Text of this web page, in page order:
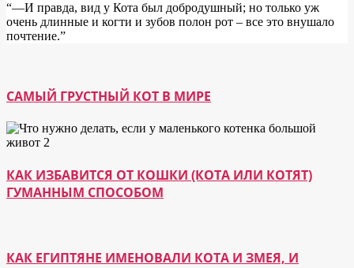
“―И правда, вид у Кота был добродушный; но только уж
очень длинные и когти и зубов полон рот – все это внушало
почтение.”
САМЫЙ ГРУСТНЫЙ КОТ В МИРЕ
КАК ИЗБАВИТСЯ ОТ КОШКИ (КОТА ИЛИ КОТЯТ)
ГУМАННЫМ СПОСОБОМ
КАК ЕГИПТЯНЕ ИМЕНОВАЛИ КОТА И ЗМЕЯ, И